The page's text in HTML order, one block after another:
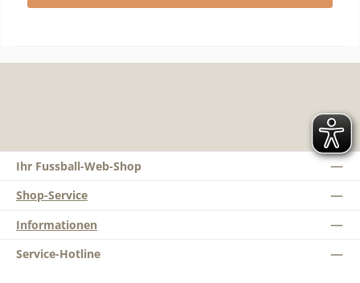
Ihr Fussball-Web-Shop
Shop-Service
Informationen
Service-Hotline